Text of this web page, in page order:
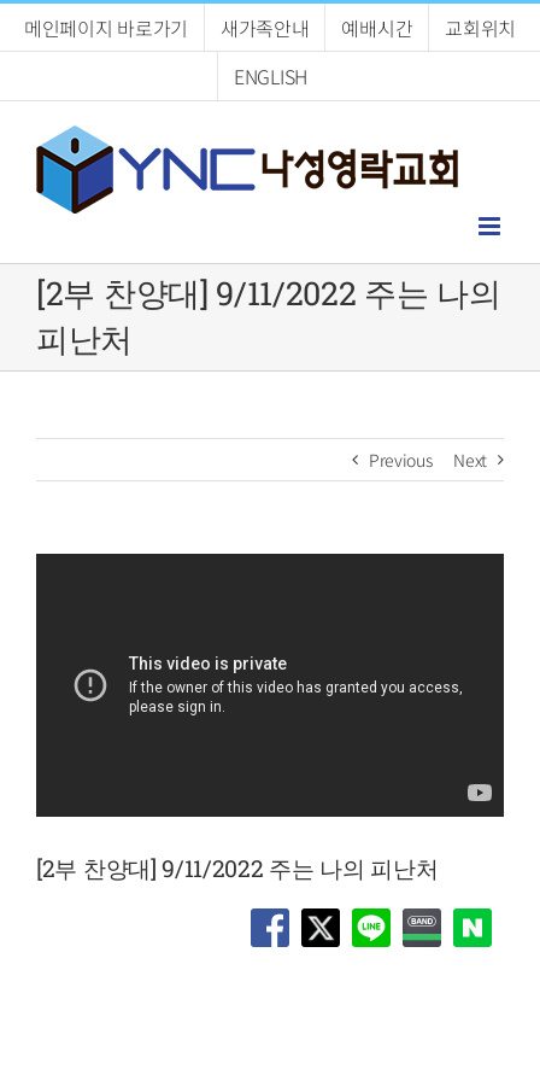
메인페이지 바로가기 새가족안내 예배시간
교회위치
ENGLISH
[2부 찬양대] 9/11/2022 주는 나의
피난처
Previous Next
[2부 찬양대] 9/11/2022 주는 나의 피난처